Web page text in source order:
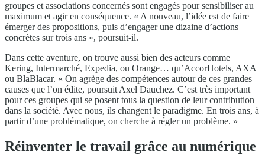
groupes et associations concernés sont engagés pour sensibiliser au
maximum et agir en conséquence. « A nouveau, l’idée est de faire
émerger des propositions, puis d’engager une dizaine d’actions
concrètes sur trois ans », poursuit-il.
Dans cette aventure, on trouve aussi bien des acteurs comme
Kering, Intermarché, Expedia, ou Orange… qu’AccorHotels, AXA
ou BlaBlacar. « On agrège des compétences autour de ces grandes
causes que l’on édite, poursuit Axel Dauchez. C’est très important
pour ces groupes qui se posent tous la question de leur contribution
dans la société. Avec nous, ils changent le paradigme. En trois ans, à
partir d’une problématique, on cherche à régler un problème. »
Réinventer le travail grâce au numérique